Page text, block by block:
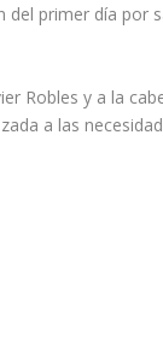
primer día por
Robles y a la
a las